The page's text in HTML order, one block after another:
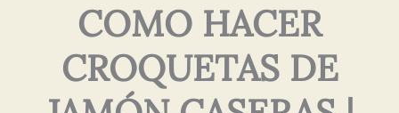
COMO HACER
CROQUETAS DE